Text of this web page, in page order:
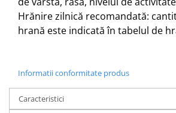
Hrănire zilnică recomandată:
hrană este indicată în tabelul de
Informatii conformitate produs
Caracteristici